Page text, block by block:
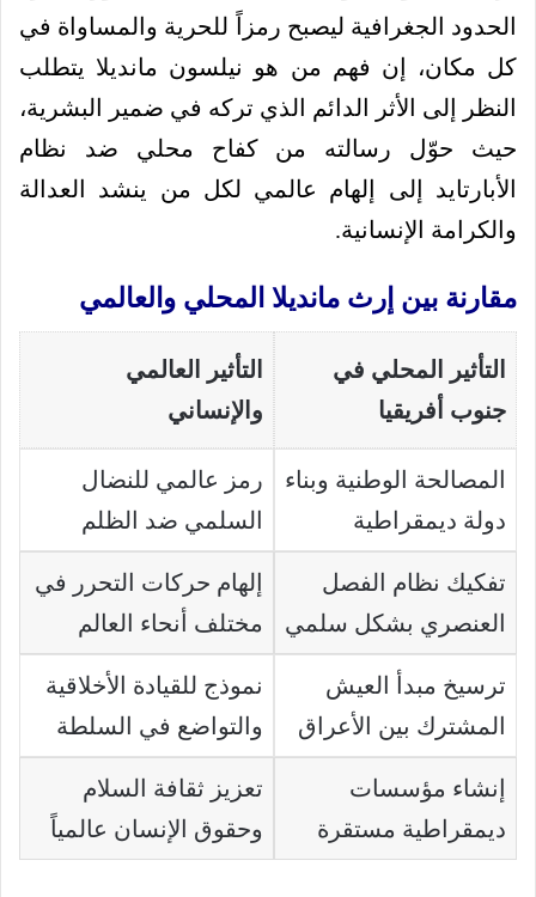
الحدود الجغرافية ليصبح رمزاً للحرية والمساواة في
كل مكان، إن فهم من هو نيلسون مانديلا يتطلب
النظر إلى الأثر الدائم الذي تركه في ضمير البشرية،
حيث حوّل رسالته من كفاح محلي ضد نظام
الأبارتايد إلى إلهام عالمي لكل من ينشد العدالة
والكرامة الإنسانية.
مقارنة بين إرث مانديلا المحلي والعالمي
التأثير المحلي في
جنوب أفريقيا
التأثير العالمي
والإنساني
المصالحة الوطنية وبناء
دولة ديمقراطية
رمز عالمي للنضال
السلمي ضد الظلم
تفكيك نظام الفصل
العنصري بشكل سلمي
إلهام حركات التحرر في
مختلف أنحاء العالم
ترسيخ مبدأ العيش
المشترك بين الأعراق
نموذج للقيادة الأخلاقية
والتواضع في السلطة
إنشاء مؤسسات
ديمقراطية مستقرة
تعزيز ثقافة السلام
وحقوق الإنسان عالمياً